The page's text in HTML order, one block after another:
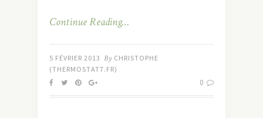
Continue Reading…
5 FÉVRIER 2013 By CHRISTOPHE
(THERMOSTAT7.FR)
0